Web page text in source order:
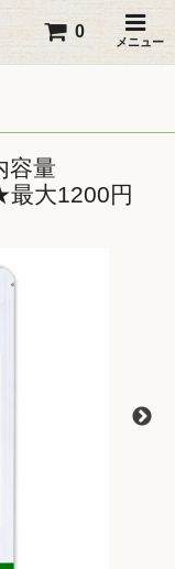
メニュー
0
容量
大1200円